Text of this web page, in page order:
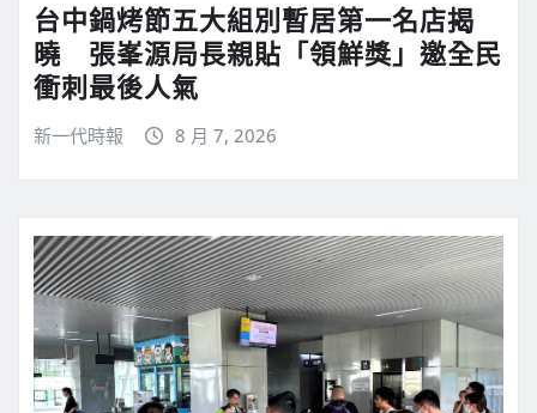
台中鍋烤節五大組別暫居第一名店揭
曉 張峯源局長親貼「領鮮獎」邀全民
衝刺最後人氣
新一代時報 8 月 7, 2026